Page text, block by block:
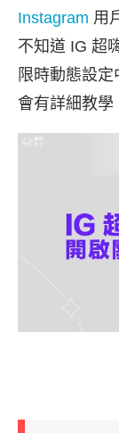
Instagram 用
不知道 IG 超
限時動態設
會有詳細教學